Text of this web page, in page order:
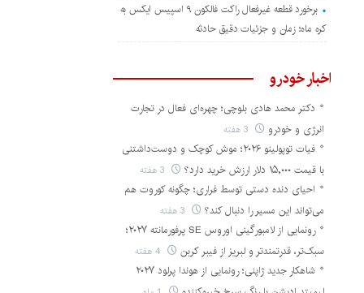
برخورد قطعه غیرفعال راکت فالکون ۹ اسپیس ایکس به
کره ماه؛ زمان و جزئیات دقیق حادثه
اخبار خودرو
دکتر محمد هادی بلوچی؛ چهره‌ای فعال در تجارت
انرژی و خودرو
فیات توپولینو ۲۰۲۶؛ موش کوچک و دوست‌داشتنی
با قیمت ۱۵,۰۰۰ دلار ارزش خرید دارد؟
احیای دنده دستی توسط فراری؛ چگونه کوروت هم
می‌تواند این مسیر را دنبال کند؟
رونمایی از لامبورگینی اوروس SE پرفورمانته ۲۰۲۷؛
سبک‌تر، قدرتمندتر و لبریز از فیبر کربن
شاهکار جدید ژاپنی؛ رونمایی از هوندا پرلود ۲۰۲۷